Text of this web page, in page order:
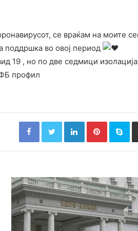
се враќам на моите
поддршка во овој период
19 , но по две седмици
ФБ профил
FacebookTwitterLinkedInPinterest